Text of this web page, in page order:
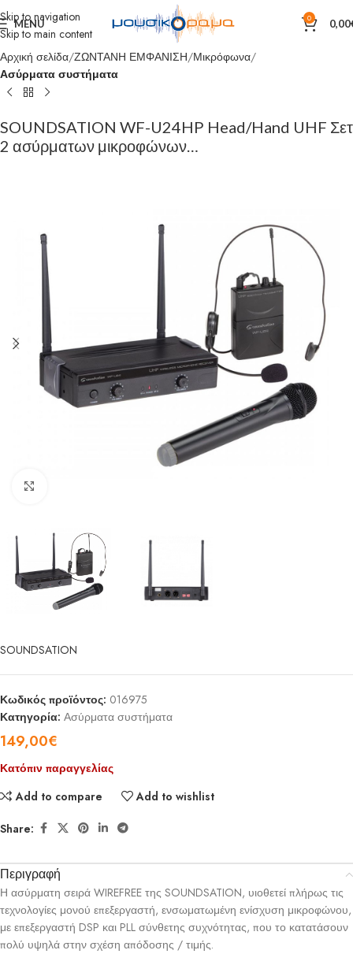
Skip to navigation
Skip to main content
MENU 0 0,00
Αρχική σελίδα ΖΩΝΤΑΝΗ ΕΜΦΑΝΙΣΗ Μικρόφωνα
Ασύρματα συστήματα
SOUNDSATION WF-U24HP Head/Hand UHF Σετ
2 ασύρματων μικροφώνων…
SOUNDSATION
Κωδικός προϊόντος: 016975
Κατηγορία: Ασύρματα συστήματα
149,00€
Κατόπιν παραγγελίας
Add to compare
Add to wishlist
Share:
Περιγραφή
Η ασύρματη σειρά WIREFREE της SOUNDSATION, υιοθετεί πλήρως τις
τεχνολογίες μονού επεξεργαστή, ενσωματωμένη ενίσχυση μικροφώνου,
με επεξεργαστή DSP και PLL σύνθετης συχνότητας, που το κατατάσουν
πολύ υψηλά στην σχέση απόδοσης / τιμής.